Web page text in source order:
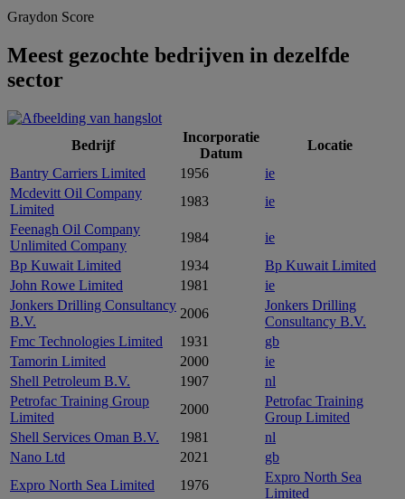
Graydon Score
Meest gezochte bedrijven in dezelfde
sector
Bedrijf
Incorporatie
Datum
Locatie
Bantry Carriers Limited
1956
ie
Mcdevitt Oil Company
Limited
1983
ie
Feenagh Oil Company
Unlimited Company
1984
ie
Bp Kuwait Limited
1934
Bp Kuwait Limited
John Rowe Limited
1981
ie
Jonkers Drilling Consultancy
B.V.
2006
Jonkers Drilling
Consultancy B.V.
Fmc Technologies Limited
1931
gb
Tamorin Limited
2000
ie
Shell Petroleum B.V.
1907
nl
Petrofac Training Group
Limited
2000
Petrofac Training
Group Limited
Shell Services Oman B.V.
1981
nl
Nano Ltd
2021
gb
Expro North Sea Limited
1976
Expro North Sea
Limited